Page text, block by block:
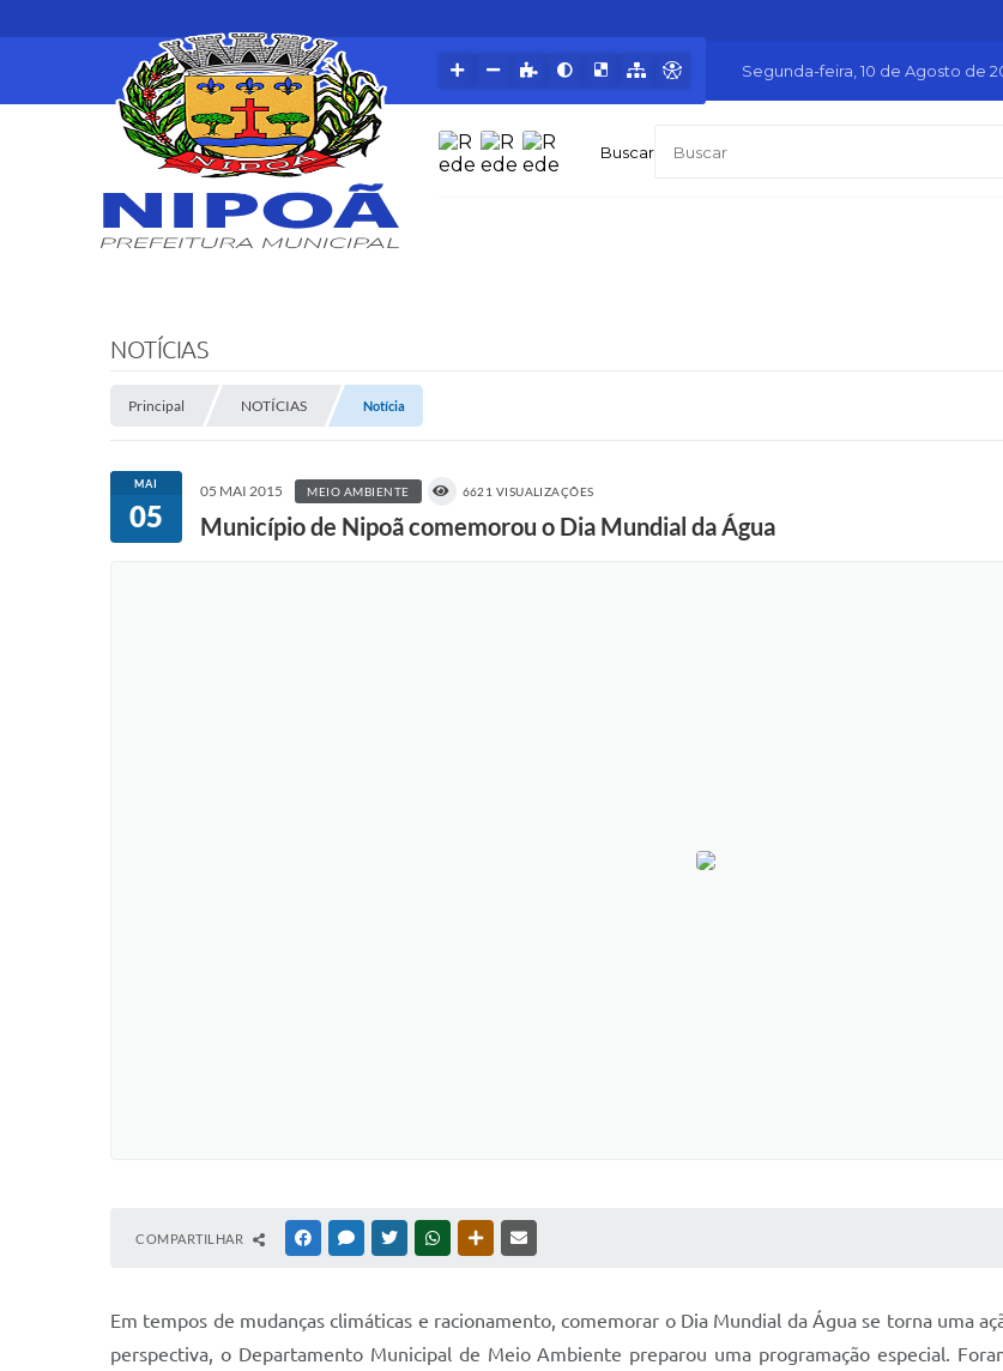
Buscar
Segunda-feira 10 de Agosto de
NOTÍCIAS
Principal NOTÍCIAS Notícia
MAI
05
05 MAI 2015 MEIO AMBIENTE 6621 VISUALIZAÇÕES
Município de Nipoã comemorou o Dia Mundial da Água
COMPARTILHAR FACEBOOKMESSENGER
TWITTERWHATSAPPOUTRAS MÍDIAS
Em tempos de mudanças climáticas e racionamento, comemorar o Dia Mundial da Água se torna uma
perspectiva, o Departamento Municipal de Meio Ambiente preparou uma programação especial.